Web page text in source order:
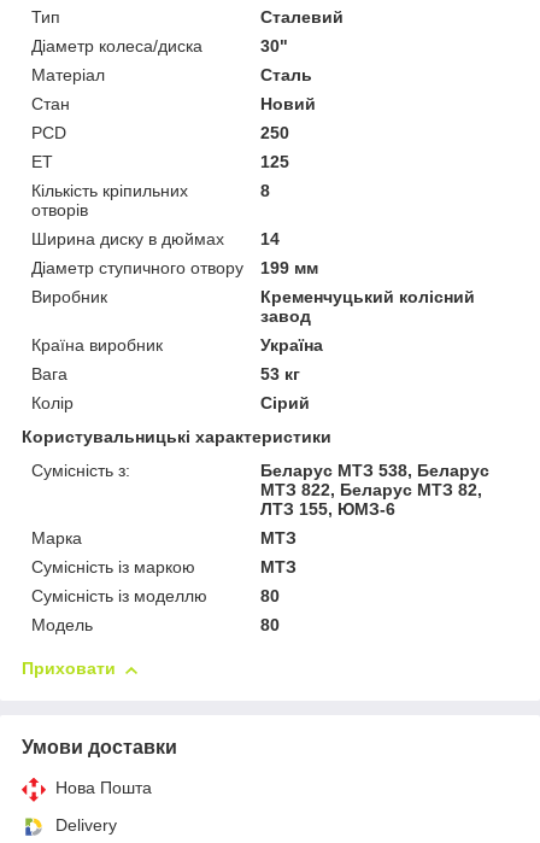
Тип
Сталевий
Діаметр колеса/диска
30"
Матеріал
Сталь
Стан
Новий
PCD
250
ET
125
Кількість кріпильних
отворів
8
Ширина диску в дюймах
14
Діаметр ступичного отвору
199 мм
Виробник
Кременчуцький колісний
завод
Країна виробник
Україна
Вага
53 кг
Колір
Сірий
Користувальницькі характеристики
Сумісність з:
Беларус МТЗ 538, Беларус
МТЗ 822, Беларус МТЗ 82,
ЛТЗ 155, ЮМЗ-6
Марка
МТЗ
Сумісність із маркою
МТЗ
Сумісність із моделлю
80
Модель
80
Приховати
Умови доставки
Нова Пошта
Delivery